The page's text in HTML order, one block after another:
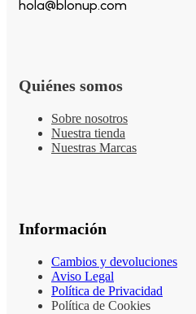
hola@blonup.com
Quiénes somos
Sobre nosotros
Nuestra tienda
Nuestras Marcas
Información
Cambios y devoluciones
Aviso Legal
Política de Privacidad
Política de Cookies